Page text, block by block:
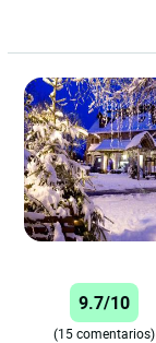
9.7/10
(15 comentarios)